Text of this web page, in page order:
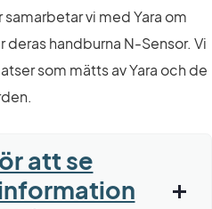
vi med Yara om
deras handburna N-Sensor. Vi
som mätts av Yara och de
att se